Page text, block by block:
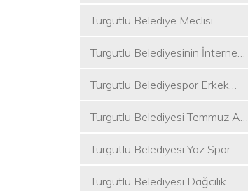
Turgutlu Belediye Meclisi
Turgutlu Belediyesinin İnternet
Turgutlu Belediyespor Erkek
Turgutlu Belediyesi Temmuz Ayı
Turgutlu Belediyesi Yaz Spor
Turgutlu Belediyesi Dağcılık